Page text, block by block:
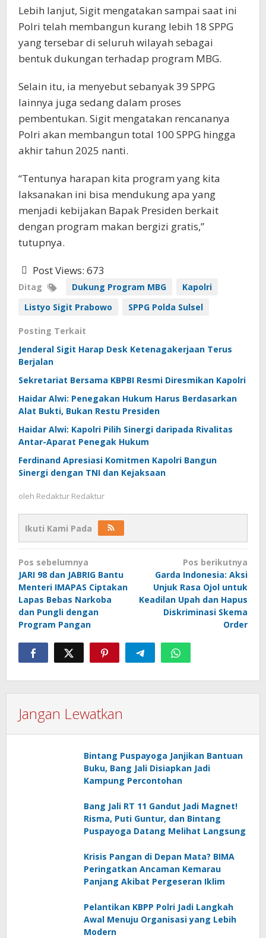
Lebih lanjut, Sigit mengatakan sampai saat ini
Polri telah membangun kurang lebih 18 SPPG
yang tersebar di seluruh wilayah sebagai
bentuk dukungan terhadap program MBG.
Selain itu, ia menyebut sebanyak 39 SPPG
lainnya juga sedang dalam proses
pembentukan. Sigit mengatakan rencananya
Polri akan membangun total 100 SPPG hingga
akhir tahun 2025 nanti.
“Tentunya harapan kita program yang kita
laksanakan ini bisa mendukung apa yang
menjadi kebijakan Bapak Presiden berkait
dengan program makan bergizi gratis,”
tutupnya.
Post Views: 673
Ditag Dukung Program MBG
Kapolri
Listyo Sigit Prabowo
SPPG Polda Sulsel
Posting Terkait
Jenderal Sigit Harap Desk Ketenagakerjaan Terus
Berjalan
Sekretariat Bersama KBPBI Resmi Diresmikan Kapolri
Haidar Alwi: Penegakan Hukum Harus Berdasarkan
Alat Bukti, Bukan Restu Presiden
Haidar Alwi: Kapolri Pilih Sinergi daripada Rivalitas
Antar-Aparat Penegak Hukum
Ferdinand Apresiasi Komitmen Kapolri Bangun
Sinergi dengan TNI dan Kejaksaan
oleh Redaktur Redaktur
Ikuti Kami Pada
Navigasi
pos
Pos sebelumnya
JARI 98 dan JABRIG Bantu
Menteri IMAPAS Ciptakan
Lapas Bebas Narkoba
dan Pungli dengan
Program Pangan
Pos berikutnya
Garda Indonesia: Aksi
Unjuk Rasa Ojol untuk
Keadilan Upah dan Hapus
Diskriminasi Skema
Order
Jangan Lewatkan
Bintang Puspayoga Janjikan Bantuan
Buku, Bang Jali Disiapkan Jadi
Kampung Percontohan
Bang Jali RT 11 Gandut Jadi Magnet!
Risma, Puti Guntur, dan Bintang
Puspayoga Datang Melihat Langsung
Krisis Pangan di Depan Mata? BIMA
Peringatkan Ancaman Kemarau
Panjang Akibat Pergeseran Iklim
Pelantikan KBPP Polri Jadi Langkah
Awal Menuju Organisasi yang Lebih
Modern